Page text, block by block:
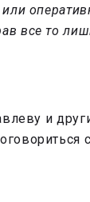
все то
и
с